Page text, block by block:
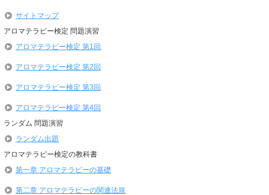
サイトマップ
アロマテラピー検定 問題演習
アロマテラピー検定 第1回
アロマテラピー検定 第2回
アロマテラピー検定 第3回
アロマテラピー検定 第4回
ランダム 問題演習
ランダム出題
アロマテラピー検定の教科書
第一章 アロマテラピーの基礎
第二章 アロマテラピーの関連法規